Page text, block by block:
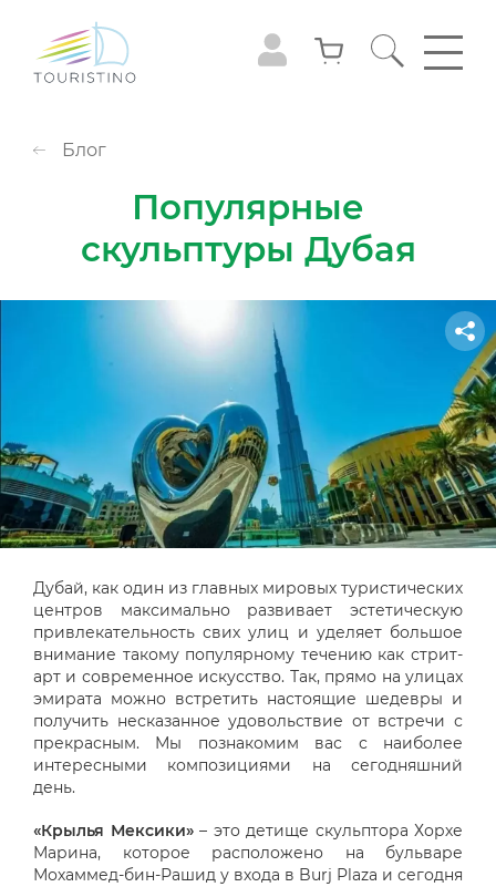
Блог
Популярные
скульптуры Дубая
Дубай, как один из главных мировых туристических
центров максимально развивает эстетическую
привлекательность свих улиц и уделяет большое
внимание такому популярному течению как стрит-
арт и современное искусство. Так, прямо на улицах
эмирата можно встретить настоящие шедевры и
получить несказанное удовольствие от встречи с
прекрасным. Мы познакомим вас с наиболее
интересными композициями на сегодняшний
день.
«Крылья Мексики»– это детище скульптора Хорхе
Марина, которое расположено на бульваре
Мохаммед-бин-Рашид у входа в Burj Plaza и сегодня